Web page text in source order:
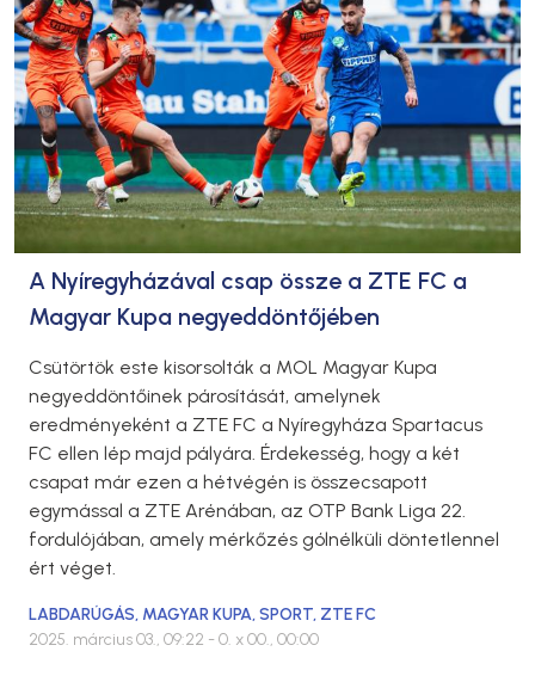
A Nyíregyházával csap össze a ZTE FC a
Magyar Kupa negyeddöntőjében
Csütörtök este kisorsolták a MOL Magyar Kupa
negyeddöntőinek párosítását, amelynek
eredményeként a ZTE FC a Nyíregyháza Spartacus
FC ellen lép majd pályára. Érdekesség, hogy a két
csapat már ezen a hétvégén is összecsapott
egymással a ZTE Arénában, az OTP Bank Liga 22.
fordulójában, amely mérkőzés gólnélküli döntetlennel
ért véget.
LABDARÚGÁS, MAGYAR KUPA,SPORT, ZTE FC
2025. március 03., 09:22 - 0. x 00., 00:00